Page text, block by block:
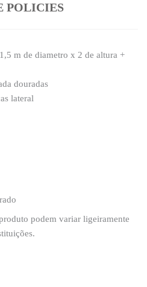
POLICIES
m de diametro x 2 de altura +
douradas
lateral
podem variar ligeiramente